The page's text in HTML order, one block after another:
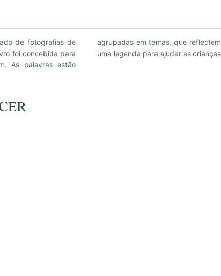
de fotografias de
foi concebida para
As palavras estão
Cada imagem tem
uma legenda para ajudar as